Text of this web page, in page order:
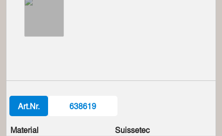
Art.Nr. 638619
Material Suissetec